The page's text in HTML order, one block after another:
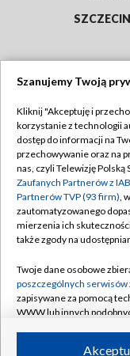
SZCZECIN
Abonament TVP
Emisja w TVP
Centrum
Naziemna
Rada Programowa
System NOS
Informacje o
Szanujemy Twoją
Kliknij "Akceptuję i
korzystanie z technologii
dostęp do informacji na
przechowywanie oraz na
nas, czyli Telewizję Polską
Zaufanych Partnerów z
Partnerów TVP (93 firm),
zautomatyzowanego
mierzenia ich
także zgody na
Twoje dane osobowe
poszczególnych serwisów
zapisywane za pomocą
WWW lub innych